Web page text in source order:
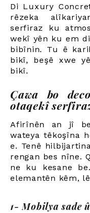
Di Luxury
rêzeka
serfiraz ku
wekî yên ku em
bibînin. Tu ê
bikî, beşê xwe
bikî.
Çawa bo
otaqekî
Afirînên an jî
wateya têkoşîna
e. Tenê
rengan bes nîne.
ne ku kesane
elemantên kêm,
1- Mobilya sade